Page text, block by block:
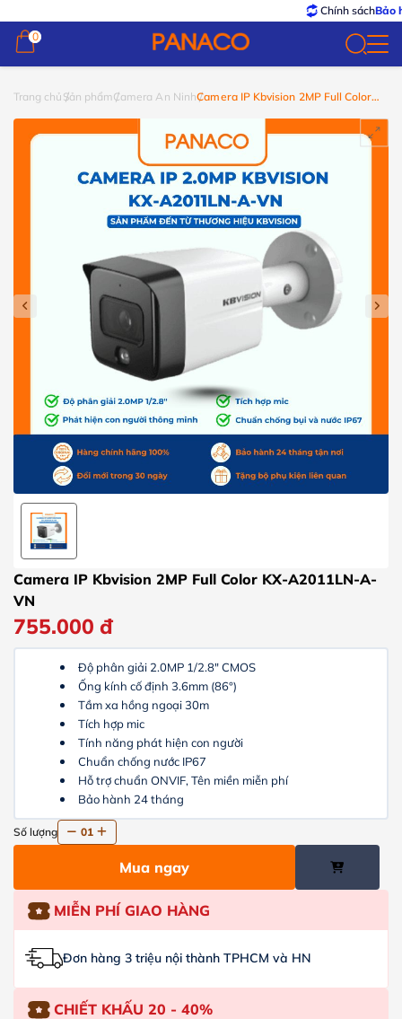
Chính sáchBảo hành
0
0
Trang chủ Sản phẩmCamera An NinhCamera IP Kbvision 2MP Full Color
Camera IP Kbvision 2MP Full Color KX-A2011LN-A-
VN
755.000 đ
Độ phân giải 2.0MP 1/2.8″ CMOS
Ống kính cố định 3.6mm (86°)
Tầm xa hồng ngoại 30m
Tích hợp mic
Tính năng phát hiện con người
Chuẩn chống nước IP67
Hỗ trợ chuẩn ONVIF, Tên miền miễn phí
Bảo hành 24 tháng
Số lượng 01
Mua ngay
MIỄN PHÍ GIAO HÀNG
Đơn hàng 3 triệu nội thành TPHCM và HN
CHIẾT KHẤU 20 - 40%